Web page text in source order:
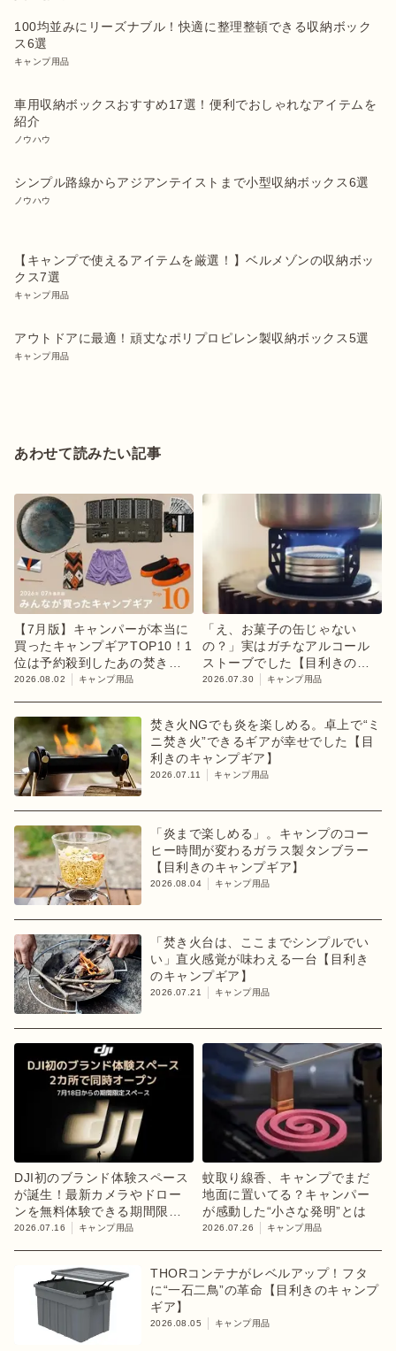
100均並みにリーズナブル！快適に整理整頓できる収納ボック
ス6選
キャンプ用品
車用収納ボックスおすすめ17選！便利でおしゃれなアイテムを
紹介
ノウハウ
シンプル路線からアジアンテイストまで小型収納ボックス6選
ノウハウ
【キャンプで使えるアイテムを厳選！】ベルメゾンの収納ボッ
クス7選
キャンプ用品
アウトドアに最適！頑丈なポリプロピレン製収納ボックス5選
キャンプ用品
あわせて読みたい記事
【7月版】キャンパーが本当に
買ったキャンプギアTOP10！1
位は予約殺到したあの焚き火
台
2026.08.02 キャンプ用品
「え、お菓子の缶じゃない
の？」実はガチなアルコール
ストーブでした【目利きのキ
ャンプギア】
2026.07.30 キャンプ用品
焚き火NGでも炎を楽しめる。卓上で“ミ
ニ焚き火”できるギアが幸せでした【目
利きのキャンプギア】
2026.07.11 キャンプ用品
「炎まで楽しめる」。キャンプのコー
ヒー時間が変わるガラス製タンブラー
【目利きのキャンプギア】
2026.08.04 キャンプ用品
「焚き火台は、ここまでシンプルでい
い」直火感覚が味わえる一台【目利き
のキャンプギア】
2026.07.21 キャンプ用品
DJI初のブランド体験スペース
が誕生！最新カメラやドロー
ンを無料体験できる期間限定
イベント開催
2026.07.16 キャンプ用品
蚊取り線香、キャンプでまだ
地面に置いてる？キャンパー
が感動した“小さな発明”とは
2026.07.26 キャンプ用品
THORコンテナがレベルアップ！フタ
に“一石二鳥”の革命【目利きのキャンプ
ギア】
2026.08.05 キャンプ用品